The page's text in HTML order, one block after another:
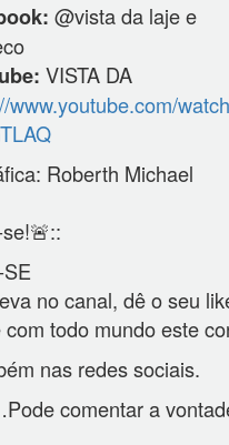
@vista da laje e
VISTA DA
www.youtube.com/
Roberth Michael
no canal, dê o seu
todo mundo este
nas redes sociais.
comentar a